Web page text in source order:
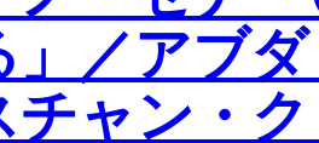
」／アブ
チャン・